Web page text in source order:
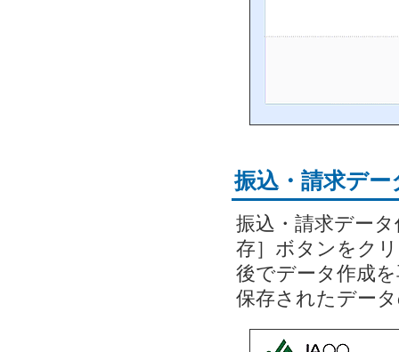
振込・請求デー
振込・請求デー
存］ボタンをク
後でデータ作成
保存されたデー